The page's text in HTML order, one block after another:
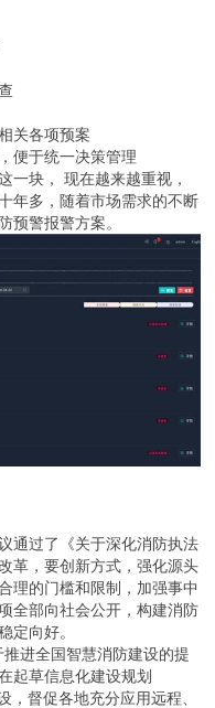
关各项预案
便于统一决策管理
一块， 现在越来越重视，
年多，随着市场需求的不断
预警报警方案。
通过了《关于深化消防执法
革，要创新方式，强化源头
理的门槛和限制，加强事中
全部向社会公开，构建消防
定向好。
进全国智慧消防建设的提
起草信息化建设规划
，督促各地充分应用远程、